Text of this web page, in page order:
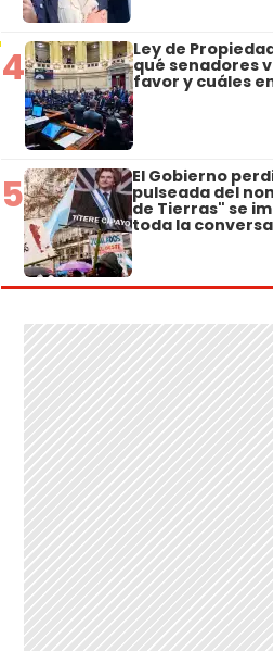
4 Ley de
qué senadores
favor y cuáles
5 El Gobierno
pulseada del
de Tierras" se
toda la